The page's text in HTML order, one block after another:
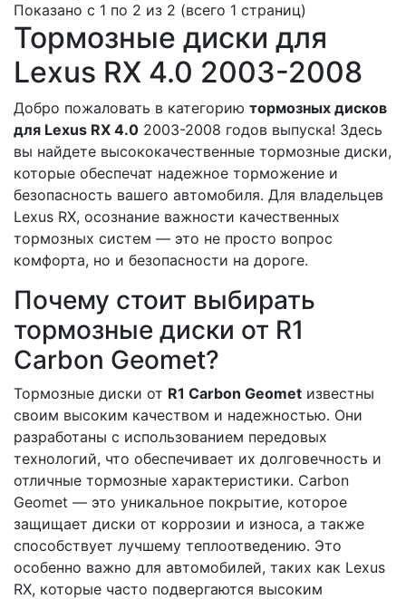
Показано с 1 по 2 из 2 (всего 1 страниц)
Тормозные диски для
Lexus RX 4.0 2003-2008
Добро пожаловать в категорию тормозных дисков
для Lexus RX 4.0 2003-2008 годов выпуска! Здесь
вы найдете высококачественные тормозные диски,
которые обеспечат надежное торможение и
безопасность вашего автомобиля. Для владельцев
Lexus RX, осознание важности качественных
тормозных систем — это не просто вопрос
комфорта, но и безопасности на дороге.
Почему стоит выбирать
тормозные диски от R1
Carbon Geomet?
Тормозные диски от R1 Carbon Geomet известны
своим высоким качеством и надежностью. Они
разработаны с использованием передовых
технологий, что обеспечивает их долговечность и
отличные тормозные характеристики. Carbon
Geomet — это уникальное покрытие, которое
защищает диски от коррозии и износа, а также
способствует лучшему теплоотведению. Это
особенно важно для автомобилей, таких как Lexus
RX, которые часто подвергаются высоким